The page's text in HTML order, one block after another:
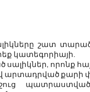
շատ
կատեգորիայի.
որոնք
արտադրված